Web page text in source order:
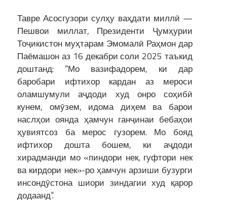
Тавре Асосгузори сулҳу ваҳдати миллӣ —
Пешвои миллат, Президенти Ҷумҳурии
Тоҷикистон муҳтарам Эмомалӣ Раҳмон дар
Паёмашон аз 16 декабри соли 2025 таъкид
доштанд: “Мо вазифадорем, ки дар
баробари ифтихор кардан аз мероси
оламшумули аҷдоди худ онро соҳибӣ
кунем, омӯзем, идома диҳем ва барои
наслҳои оянда ҳамчун ганҷинаи бебаҳои
ҳувиятсоз ба мерос гузорем. Мо бояд
ифтихор дошта бошем, ки аҷдоди
хирадманди мо «пиндори нек, гуфтори нек
ва кирдори нек»-ро ҳамчун арзиши бузурги
инсондӯстона шиори зиндагии худ қарор
додаанд”.